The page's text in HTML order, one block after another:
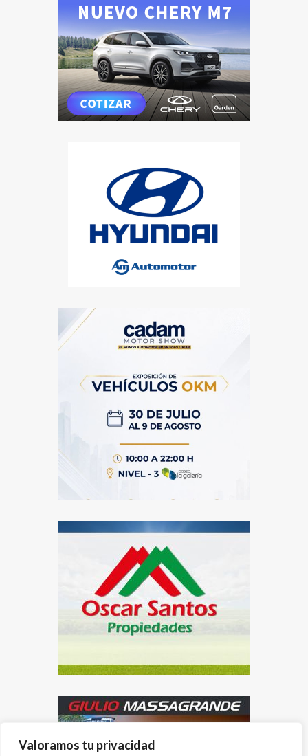
Valoramos tu privacidad